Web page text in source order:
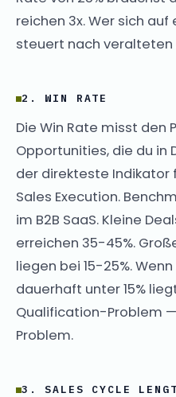
reichen 3x. Wer sich
steuert nach veralteten
2. WIN RATE
Die Win Rate misst den
Opportunities, die du in
der direkteste Indikator
Sales Execution.
im B2B SaaS. Kleine
erreichen 35-45%.
liegen bei 15-25%.
dauerhaft unter 15%
Qualification-Problem
Problem.
3. SALES CYCLE